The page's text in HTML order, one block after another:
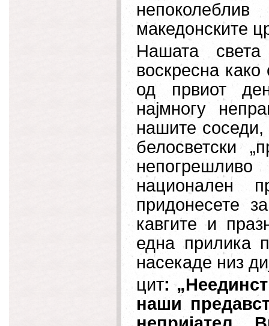
македонските
Нашата
воскресна
од првиот
најмногу
нашите
белосветски
национален
придонесете
кавгите и
една прилика
насекаде низ
цит:
наши